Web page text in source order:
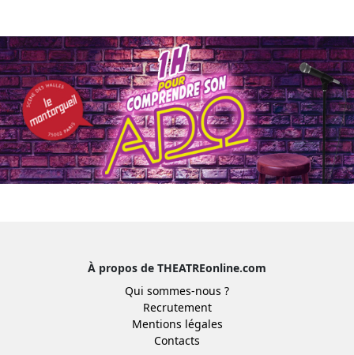
À propos de THEATREonline.com
Qui sommes-nous ?
Recrutement
Mentions légales
Contacts